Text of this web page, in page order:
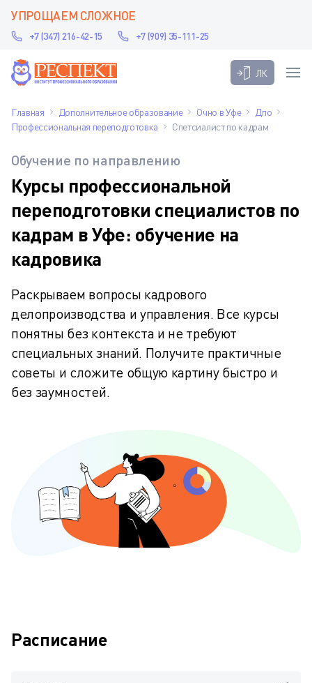
УПРОЩАЕМ СЛОЖНОЕ
+7 (347) 216-42-15 +7 (909) 35-111-25
ЛК
Главная Дополнительное образование Очно в Уфе
Дпо
Профессиональная переподготовка
Спетсиалист по кадрам
Обучение по направлению
Курсы профессиональной
переподготовки специалистов по
кадрам в Уфе: обучение на
кадровика
Раскрываем вопросы кадрового
делопроизводства и управления. Все курсы
понятны без контекста и не требуют
специальных знаний. Получите практичные
советы и сложите общую картину быстро и
без заумностей.
Расписание